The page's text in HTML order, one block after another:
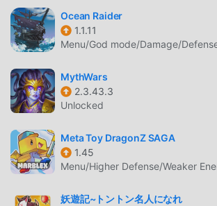
dengan mudah memulai seluruh
kesenangan yang dibawa secara klasik rpg
MapleStory R: Evolution-ID 1.0.17. Pada
rpg pecinta game, memungkinkan Anda
berkomunikasi dan berbagi dengan
game di seluruh dunia, tunggu apa lagi,
semua mitra global menjadi bahagia
LAYAR INDAH
Seperti tradisional rpg game, MapleStory
Ocean Raider
1.1.11
Menu/God mode/Damage/
MythWars
2.3.43.3
Unlocked
Meta Toy DragonZ SAGA
1.45
Menu/Higher Defense/Weaker
妖遊記~トントン名人になれ